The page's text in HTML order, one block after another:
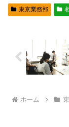
東京業務部
ホーム